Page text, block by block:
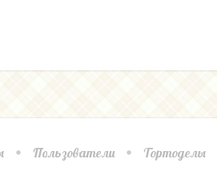
Пользователи Тортоделы